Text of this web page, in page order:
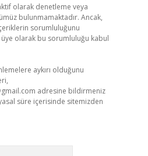
olarak denetleme veya
bulunmamaktadır. Ancak,
sorumluluğunu
olarak bu sorumluluğu kabul
aykırı olduğunu
adresine bildirmeniz
süre içerisinde sitemizden